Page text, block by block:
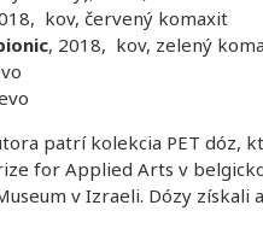
kov, červený komaxit
, 2018, kov, zelený
patrí kolekcia PET dóz,
for Applied Arts v
v Izraeli. Dózy získali